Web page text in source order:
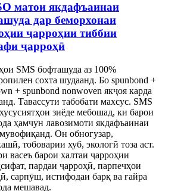
матои якдафъаинаи
дар беморхонаи
ҷарроҳии тиббии
ҷарроҳӣ
SMS бофташуда аз 100%
сохта шудаанд. Бо spunbond +
+ spunbond nonwoven якҷоя карда
Тавассути табобати махсус. SMS
зиёде мебошад, ки барои
ҳамчун лавозимоти якдафъаинаи
Он обногузар,
тобоварии хуб, экологӣ тоза аст.
васеъ барои халтаи ҷарроҳии
пардаи ҷарроҳӣ, парпечҳои
сарпӯш, истифодаи барқ ​​ва ғайра
мешавад.